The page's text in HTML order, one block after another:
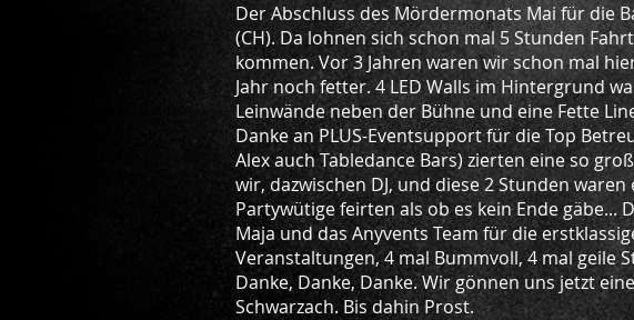
Der Abschluss des Mördermonats Mai für die
(CH). Da lohnen sich schon mal 5 Stunden
kommen. Vor 3 Jahren waren wir schon mal
Jahr noch fetter. 4 LED Walls im Hintergrund
Leinwände neben der Bühne und eine Fette
Danke an PLUS-Eventsupport für die Top
Alex auch Tabledance Bars) zierten eine so
wir, dazwischen DJ, und diese 2 Stunden
Partywütige feirten als ob es kein Ende gäbe...
Maja und das Anyvents Team für die
Veranstaltungen, 4 mal Bummvoll, 4 mal geile
Danke, Danke, Danke. Wir gönnen uns jetzt
Schwarzach. Bis dahin Prost.